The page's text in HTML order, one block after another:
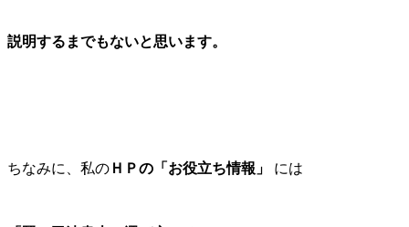
説明するまでもないと思います。
ちなみに、私の ＨＰの「お役立ち情報」 には